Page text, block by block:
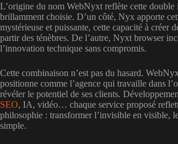
L’origine du nom WebNyxt reflète cette double
brillamment choisie. D’un côté, Nyx apporte
mystérieuse et puissante, cette capacité à créer
partir des ténèbres. De l’autre, Nyxt browser
l’innovation technique sans compromis.
Cette combinaison n’est pas du hasard.
positionne comme l’agence qui travaille dans
révéler le potentiel de ses clients.
SEO, IA, vidéo… chaque service proposé
philosophie : transformer l’invisible en visible,
simple.